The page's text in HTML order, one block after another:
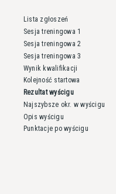
Lista zgłoszeń
Sesja treningowa 1
Sesja treningowa 2
Sesja treningowa 3
Wynik kwalifikacji
Kolejność startowa
Rezultat wyścigu
Najszybsze okr. w wyścigu
Opis wyścigu
Punktacje po wyścigu